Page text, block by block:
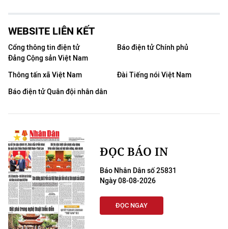
WEBSITE LIÊN KẾT
Cổng thông tin điện tử
Đảng Cộng sản Việt Nam
Báo điện tử Chính phủ
Thông tấn xã Việt Nam
Đài Tiếng nói Việt Nam
Báo điện tử Quân đội nhân dân
ĐỌC BÁO IN
Báo Nhân Dân số 25831
Ngày 08-08-2026
ĐỌC NGAY